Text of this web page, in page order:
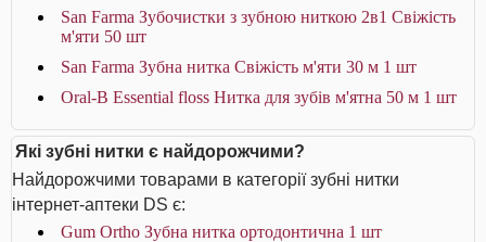
San Farma Зубочистки з зубною ниткою 2в1 Свіжість
м'яти 50 шт
San Farma Зубна нитка Свіжість м'яти 30 м 1 шт
Oral-B Essential floss Нитка для зубів м'ятна 50 м 1 шт
Які зубні нитки є найдорожчими?
Найдорожчими товарами в категорії зубні нитки
інтернет-аптеки DS є:
Gum Ortho Зубна нитка ортодонтична 1 шт